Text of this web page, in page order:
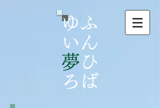
ゆふ
いん
夢ひ
ろば